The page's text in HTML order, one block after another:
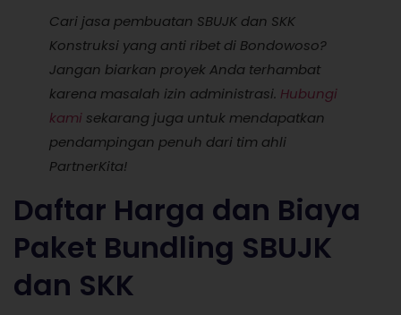
Cari jasa pembuatan SBUJK dan SKK
Konstruksi yang anti ribet di Bondowoso?
Jangan biarkan proyek Anda terhambat
karena masalah izin administrasi. Hubungi
kami sekarang juga untuk mendapatkan
pendampingan penuh dari tim ahli
PartnerKita!
Daftar Harga dan Biaya
Paket Bundling SBUJK
dan SKK